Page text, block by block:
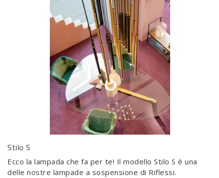
Stilo S
Ecco la lampada che fa per te! Il modello Stilo S è una
delle nostre lampade a sospensione di Riflessi.